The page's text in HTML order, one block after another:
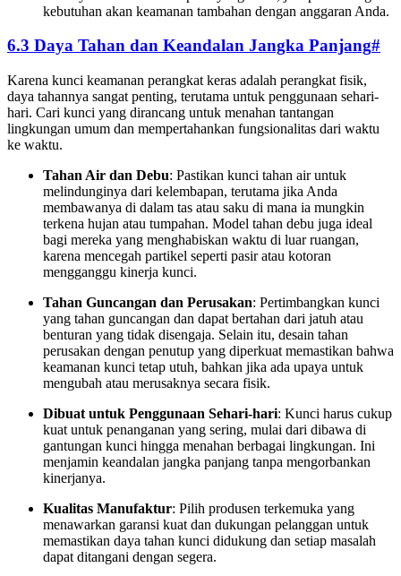
kebutuhan akan keamanan tambahan dengan anggaran Anda.
6.3 Daya Tahan dan Keandalan Jangka Panjang#
Karena kunci keamanan perangkat keras adalah perangkat fisik,
daya tahannya sangat penting, terutama untuk penggunaan sehari-
hari. Cari kunci yang dirancang untuk menahan tantangan
lingkungan umum dan mempertahankan fungsionalitas dari waktu
ke waktu.
Tahan Air dan Debu: Pastikan kunci tahan air untuk
melindunginya dari kelembapan, terutama jika Anda
membawanya di dalam tas atau saku di mana ia mungkin
terkena hujan atau tumpahan. Model tahan debu juga ideal
bagi mereka yang menghabiskan waktu di luar ruangan,
karena mencegah partikel seperti pasir atau kotoran
mengganggu kinerja kunci.
Tahan Guncangan dan Perusakan: Pertimbangkan kunci
yang tahan guncangan dan dapat bertahan dari jatuh atau
benturan yang tidak disengaja. Selain itu, desain tahan
perusakan dengan penutup yang diperkuat memastikan bahwa
keamanan kunci tetap utuh, bahkan jika ada upaya untuk
mengubah atau merusaknya secara fisik.
Dibuat untuk Penggunaan Sehari-hari: Kunci harus cukup
kuat untuk penanganan yang sering, mulai dari dibawa di
gantungan kunci hingga menahan berbagai lingkungan. Ini
menjamin keandalan jangka panjang tanpa mengorbankan
kinerjanya.
Kualitas Manufaktur: Pilih produsen terkemuka yang
menawarkan garansi kuat dan dukungan pelanggan untuk
memastikan daya tahan kunci didukung dan setiap masalah
dapat ditangani dengan segera.